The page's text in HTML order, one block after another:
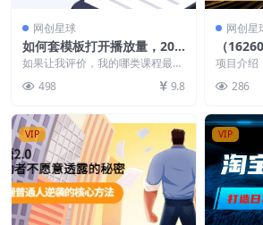
网创星球
如何套模板打开播放量，202
2短视频起号必学课31节，送
钩子模板
如果让我评价，我的哪类课程最
一款课程，为什么这么说...
498 9.8
网创星
（
变现课
式，单
000元
项目介绍
题项目，
286
VIP VIP